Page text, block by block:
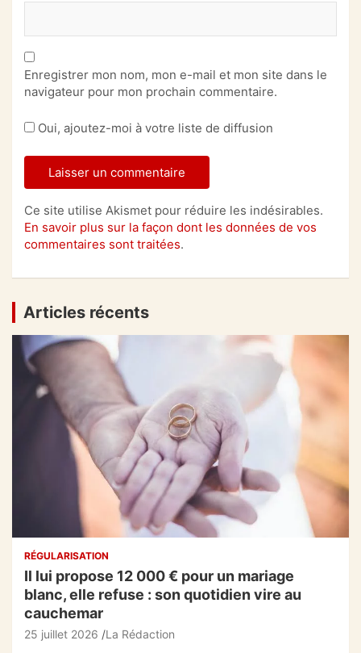
Enregistrer mon nom, mon e-mail et mon site dans le
navigateur pour mon prochain commentaire.
Oui, ajoutez-moi à votre liste de diffusion
Ce site utilise Akismet pour réduire les indésirables.
En savoir plus sur la façon dont les données de vos
commentaires sont traitées.
Articles récents
RÉGULARISATION
Il lui propose 12 000 € pour un mariage
blanc, elle refuse : son quotidien vire au
cauchemar
25 juillet 2026 La Rédaction